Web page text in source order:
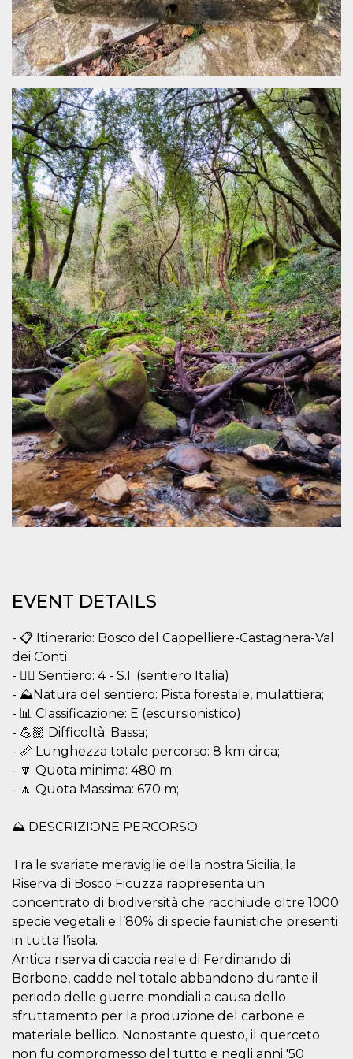
EVENT DETAILS
- 📋 Itinerario: Bosco del Cappelliere-Castagnera-Val
dei Conti
- 👉🏻 Sentiero: 4 - S.I. (sentiero Italia)
- ⛰Natura del sentiero: Pista forestale, mulattiera;
- 📊 Classificazione: E (escursionistico)
- 💪🏼 Difficoltà: Bassa;
- 📏 Lunghezza totale percorso: 8 km circa;
- 🔽 Quota minima: 480 m;
- 🔼 Quota Massima: 670 m;
⛰ DESCRIZIONE PERCORSO
Tra le svariate meraviglie della nostra Sicilia, la
Riserva di Bosco Ficuzza rappresenta un
concentrato di biodiversità che racchiude oltre 1000
specie vegetali e l’80% di specie faunistiche presenti
in tutta l’isola.
Antica riserva di caccia reale di Ferdinando di
Borbone, cadde nel totale abbandono durante il
periodo delle guerre mondiali a causa dello
sfruttamento per la produzione del carbone e
materiale bellico. Nonostante questo, il querceto
non fu compromesso del tutto e negli anni '50
how it is
used can be
specific to
the site, but
a good
example is
maintaining
a logged-in
status for a
user
between
pages.
m
Stripe
m.stripe.com
1 year 1
month
This cookie
is generally
used for
performance
and
optimization
of payment
processing
services,
facilitating
caching of
content on
the browser
to make
pages load
faster.
CookieScriptConsent
CookieScript
oooh.events
4 weeks 2
days
This cookie
is used by
Cookie-
Script.com
service to
remember
visitor
cookie
consent
preferences.
It is
necessary
for Cookie-
Script.com
cookie
banner to
work
properly.
wpEmojiSettingsSupports
storage
Domain
.facebook.com
datr
Meta
Platform Inc.
.facebook.com
2 years
This cookie
identifies
browser
Facebook
user.
suspicious
activity,